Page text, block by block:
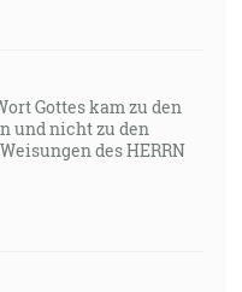
Gottes kam zu den
und nicht zu den
des HERRN